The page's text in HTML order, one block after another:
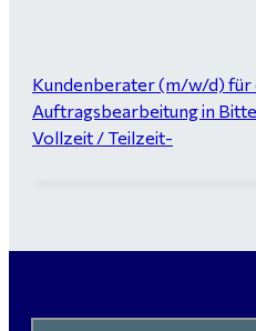
Kundenberater (m/w/d) für
Auftragsbearbeitung in
Vollzeit / Teilzeit-